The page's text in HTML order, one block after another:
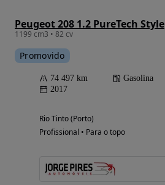
Peugeot 208 1.2 PureTech Style
1199 cm3 • 82 cv
Promovido
74 497 km Gasolina
2017
Rio Tinto (Porto)
Profissional • Para o topo